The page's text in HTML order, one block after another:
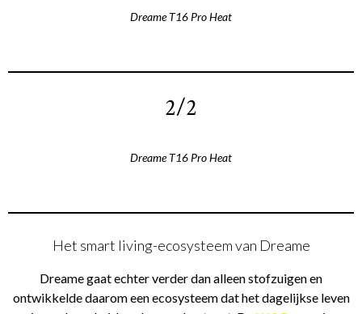
Dreame T16 Pro Heat
2/2
Dreame T16 Pro Heat
Het smart living-ecosysteem van Dreame
Dreame gaat echter verder dan alleen stofzuigen en
ontwikkelde daarom een ecosysteem dat het dagelijkse leven